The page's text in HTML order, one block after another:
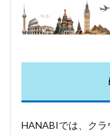
HANABIでは、クラ